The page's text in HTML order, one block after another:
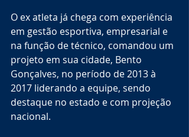
O ex atleta já chega com experiência
em gestão esportiva, empresarial e
na função de técnico, comandou um
projeto em sua cidade, Bento
Gonçalves, no período de 2013 à
2017 liderando a equipe, sendo
destaque no estado e com projeção
nacional.